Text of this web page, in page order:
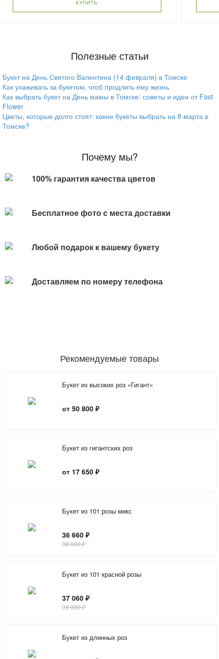
КУПИТЬ
Полезные статьи
Букет на День Святого Валентина (14 февраля) в Томске
Как ухаживать за букетом, чтоб продлить ему жизнь
Как выбрать букет на День мамы в Томске: советы и идеи от Fast
Flower
Цветы, которые долго стоят: какие букеты выбрать на 8 марта в
Томске?
Почему мы?
100% гарантия качества цветов
Бесплатное фото с места доставки
Любой подарок к вашему букету
Доставляем по номеру телефона
Рекомендуемые товары
Букет из высоких роз «Гигант»
от 50 800 ₽
Букет из гигантских роз
от 17 650 ₽
Букет из 101 розы микс
36 660 ₽
38 680 ₽
Букет из 101 красной розы
37 060 ₽
39 080 ₽
Букет из длинных роз